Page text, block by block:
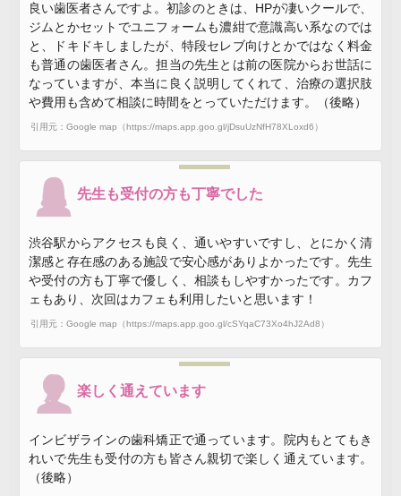
良い歯医者さんですよ。初診のときは、HPが凄いクールで、
ジムとかセットでユニフォームも濃紺で意識高い系なのでは
と、ドキドキしましたが、特段セレブ向けとかではなく料金
も普通の歯医者さん。担当の先生とは前の医院からお世話に
なっていますが、本当に良く説明してくれて、治療の選択肢
や費用も含めて相談に時間をとっていただけます。（後略）
引用元：Google map（https://maps.app.goo.gl/jDsuUzNfH78XLoxd6）
先生も受付の方も丁寧でした
渋谷駅からアクセスも良く、通いやすいですし、とにかく清
潔感と存在感のある施設で安心感がありよかったです。先生
や受付の方も丁寧で優しく、相談もしやすかったです。カフ
ェもあり、次回はカフェも利用したいと思います！
引用元：Google map（https://maps.app.goo.gl/cSYqaC73Xo4hJ2Ad8）
楽しく通えています
インビザラインの歯科矯正で通っています。院内もとてもき
れいで先生も受付の方も皆さん親切で楽しく通えています。
（後略）